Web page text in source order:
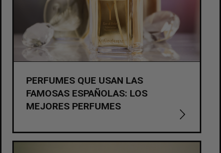
PERFUMES QUE USAN LAS
FAMOSAS ESPAÑOLAS: LOS
MEJORES PERFUMES